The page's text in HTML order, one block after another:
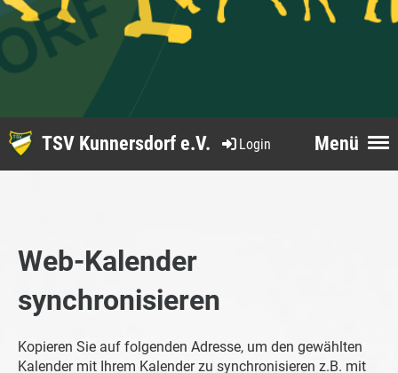
Menü
Login
TSV Kunnersdorf e.V.
Web-Kalender
synchronisieren
Kopieren Sie auf folgenden Adresse, um den gewählten
Kalender mit Ihrem Kalender zu synchronisieren z.B. mit